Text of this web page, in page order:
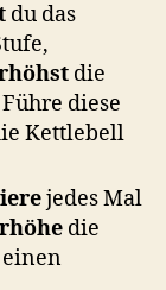
du das
die
diese
Kettlebell
jedes Mal
die